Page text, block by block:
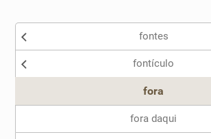
Nenhum dos sinônimos apresentados me
fontes
fontículo
fora
fora daqui